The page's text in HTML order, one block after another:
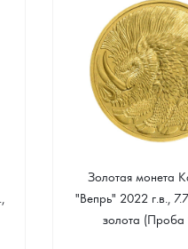
Золотая монета
"Вепрь" 2022 г.в.,
золота